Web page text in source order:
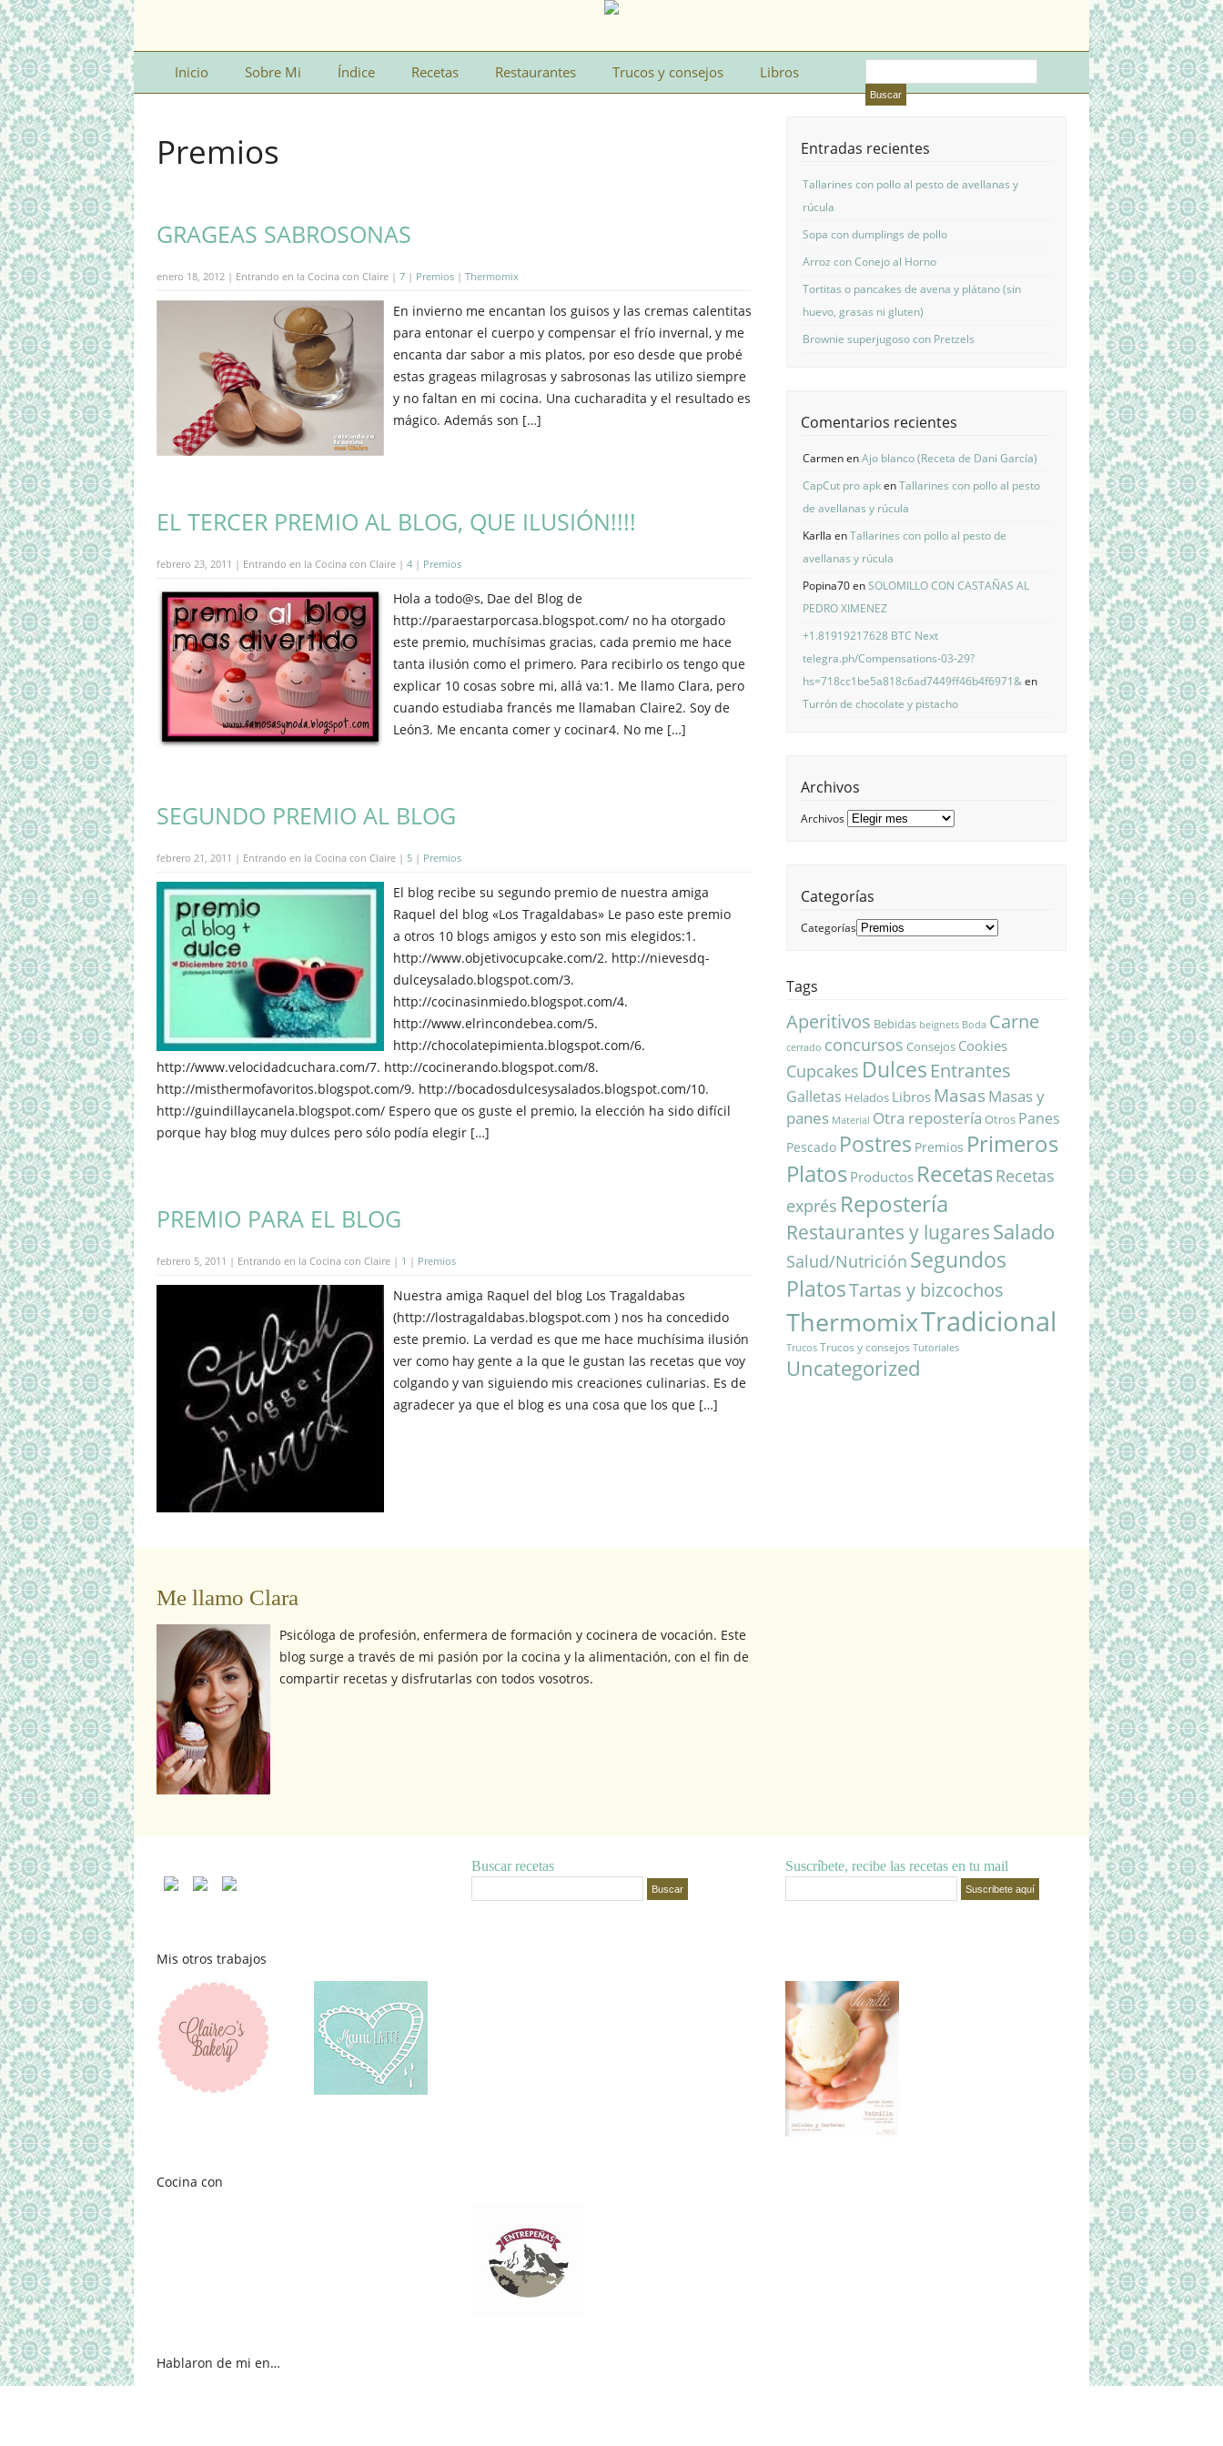
Inicio Sobre Mi Índice Recetas Restaurantes Trucos y consejos Libros
Premios
GRAGEAS SABROSONAS
enero 18, 2012 | Entrando en la Cocina con Claire | 7 | Premios | Thermomix
En invierno me encantan los guisos y las cremas calentitas
para entonar el cuerpo y compensar el frío invernal, y me
encanta dar sabor a mis platos, por eso desde que probé
estas grageas milagrosas y sabrosonas las utilizo siempre
y no faltan en mi cocina. Una cucharadita y el resultado es
mágico. Además son […]
EL TERCER PREMIO AL BLOG, QUE ILUSIÓN!!!!
febrero 23, 2011 | Entrando en la Cocina con Claire | 4 | Premios
Hola a todo@s, Dae del Blog de
http://paraestarporcasa.blogspot.com/ no ha otorgado
este premio, muchísimas gracias, cada premio me hace
tanta ilusión como el primero. Para recibirlo os tengo que
explicar 10 cosas sobre mi, allá va:1. Me llamo Clara, pero
cuando estudiaba francés me llamaban Claire2. Soy de
León3. Me encanta comer y cocinar4. No me […]
SEGUNDO PREMIO AL BLOG
febrero 21, 2011 | Entrando en la Cocina con Claire | 5 | Premios
El blog recibe su segundo premio de nuestra amiga
Raquel del blog «Los Tragaldabas» Le paso este premio
a otros 10 blogs amigos y esto son mis elegidos:1.
http://www.objetivocupcake.com/2. http://nievesdq-
dulceysalado.blogspot.com/3.
http://cocinasinmiedo.blogspot.com/4.
http://www.elrincondebea.com/5.
http://chocolatepimienta.blogspot.com/6.
http://www.velocidadcuchara.com/7. http://cocinerando.blogspot.com/8.
http://misthermofavoritos.blogspot.com/9. http://bocadosdulcesysalados.blogspot.com/10.
http://guindillaycanela.blogspot.com/ Espero que os guste el premio, la elección ha sido difícil
porque hay blog muy dulces pero sólo podía elegir […]
PREMIO PARA EL BLOG
febrero 5, 2011 | Entrando en la Cocina con Claire | 1 | Premios
Nuestra amiga Raquel del blog Los Tragaldabas
(http://lostragaldabas.blogspot.com ) nos ha concedido
este premio. La verdad es que me hace muchísima ilusión
ver como hay gente a la que le gustan las recetas que voy
colgando y van siguiendo mis creaciones culinarias. Es de
agradecer ya que el blog es una cosa que los que […]
Entradas recientes
Tallarines con pollo al pesto de avellanas y
rúcula
Sopa con dumplings de pollo
Arroz con Conejo al Horno
Tortitas o pancakes de avena y plátano (sin
huevo, grasas ni gluten)
Brownie superjugoso con Pretzels
Comentarios recientes
CarmenenAjo blanco (Receta de Dani García)
CapCut pro apkenTallarines con pollo al pesto
de avellanas y rúcula
Karlla enTallarines con pollo al pesto de
avellanas y rúcula
Popina70enSOLOMILLO CON CASTAÑAS AL
PEDRO XIMENEZ
+1.81919217628 BTC Next
telegra.ph/Compensations-03-29?
hs=718cc1be5a818c6ad7449ff46b4f6971&en
Turrón de chocolate y pistacho
Archivos
Archivos
Categorías
Categorías
Tags
Aperitivos Bebidas beignets Boda Carne
cerrado concursos Consejos Cookies
Cupcakes Dulces Entrantes
Galletas Helados Libros Masas Masas y
panes Material Otra repostería Otros Panes
Pescado Postres Premios Primeros
Platos Productos RecetasRecetas
exprés Repostería
Restaurantes y lugaresSalado
Salud/Nutrición Segundos
PlatosTartas y bizcochos
ThermomixTradicional
Trucos Trucos y consejos Tutoriales
Uncategorized
Me llamo Clara
Psicóloga de profesión, enfermera de formación y cocinera de vocación. Este
blog surge a través de mi pasión por la cocina y la alimentación, con el fin de
compartir recetas y disfrutarlas con todos vosotros.
Buscar recetas Suscríbete, recibe las recetas en tu mail
Mis otros trabajos
Cocina con
Hablaron de mi en…